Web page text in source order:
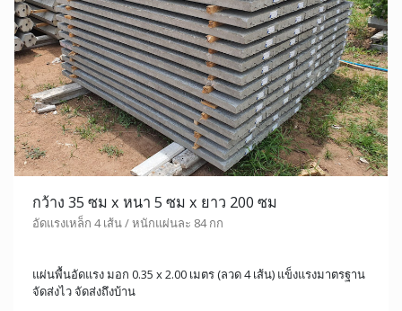
กว้าง 35 ซม x หนา 5 ซม x ยาว 200 ซม
อัดแรงเหล็ก 4 เส้น / หนักแผ่นละ 84 กก
แผ่นพื้นอัดแรง มอก 0.35 x 2.00 เมตร (ลวด 4 เส้น) แข็งแรงมาตรฐาน
จัดส่งไว จัดส่งถึงบ้าน